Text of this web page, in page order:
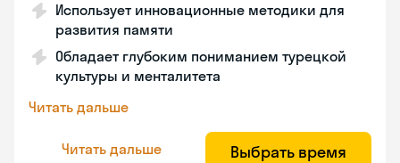
Использует инновационные методики для
развития памяти
Обладает глубоким пониманием турецкой
культуры и менталитета
Читать дальше
Читать дальше Выбрать время